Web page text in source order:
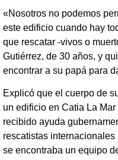
«Nosotros no podemos
este edificio cuando hay
que rescatar -vivos o
Gutiérrez, de 30 años, y
encontrar a su papá para
Explicó que el cuerpo de
un edificio en Catia La
recibido ayuda
rescatistas
se encontraba un equipo